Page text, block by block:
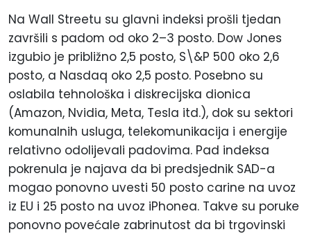
Na Wall Streetu su glavni indeksi prošli tjedan
završili s padom od oko 2–3 posto. Dow Jones
izgubio je približno 2,5 posto, S\&P 500 oko 2,6
posto, a Nasdaq oko 2,5 posto. Posebno su
oslabila tehnološka i diskrecijska dionica
(Amazon, Nvidia, Meta, Tesla itd.), dok su sektori
komunalnih usluga, telekomunikacija i energije
relativno odolijevali padovima. Pad indeksa
pokrenula je najava da bi predsjednik SAD-a
mogao ponovno uvesti 50 posto carine na uvoz
iz EU i 25 posto na uvoz iPhonea. Takve su poruke
ponovno povećale zabrinutost da bi trgovinski